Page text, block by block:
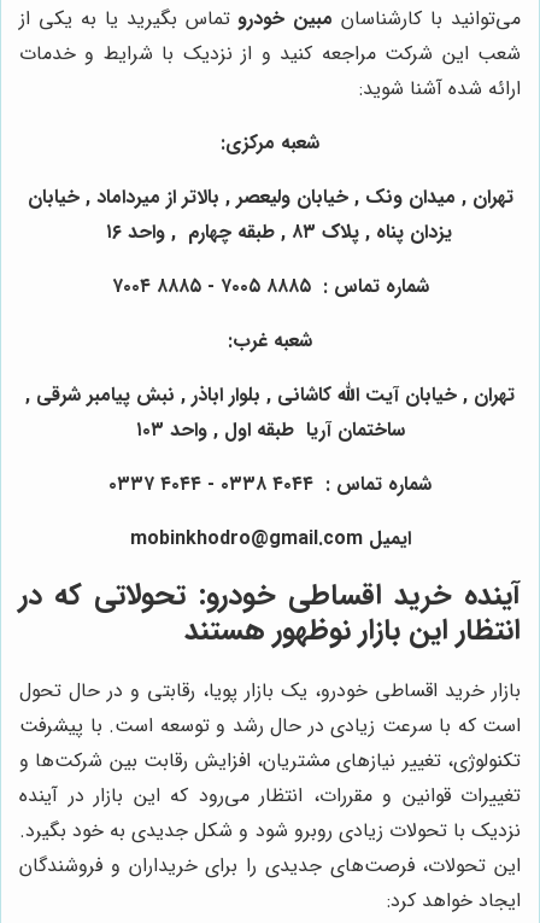
می‌توانید با کارشناسان مبین خودرو تماس بگیرید یا به یکی از
شعب این شرکت مراجعه کنید و از نزدیک با شرایط و خدمات
ارائه شده آشنا شوید:
شعبه مرکزی:
تهران , میدان ونک , خیابان ولیعصر , بالاتر از میرداماد , خیابان
یزدان پناه , پلاک ۸۳ , طبقه چهارم , واحد ۱۶
شماره تماس : ۷۰۰۵ ۸۸۸۵ - ۷۰۰۴ ۸۸۸۵
شعبه غرب:
تهران , خیابان آیت الله کاشانی , بلوار اباذر , نبش پیامبر شرقی ,
ساختمان آریا طبقه اول , واحد ۱۰۳
شماره تماس : ۰۳۳۸ ۴۰۴۴ - ۰۳۳۷ ۴۰۴۴
ایمیل mobinkhodro@gmail.com
آینده خرید اقساطی خودرو: تحولاتی که در
انتظار این بازار نوظهور هستند
بازار خرید اقساطی خودرو، یک بازار پویا، رقابتی و در حال تحول
است که با سرعت زیادی در حال رشد و توسعه است. با پیشرفت
تکنولوژی، تغییر نیازهای مشتریان، افزایش رقابت بین شرکت‌ها و
تغییرات قوانین و مقررات، انتظار می‌رود که این بازار در آینده
نزدیک با تحولات زیادی روبرو شود و شکل جدیدی به خود بگیرد.
این تحولات، فرصت‌های جدیدی را برای خریداران و فروشندگان
ایجاد خواهد کرد: